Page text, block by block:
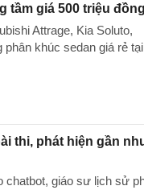
tầm giá 500 triệu đồng
Attrage, Kia Soluto,
khúc sedan giá rẻ
thi, phát hiện gần
chatbot, giáo sư lịch sử